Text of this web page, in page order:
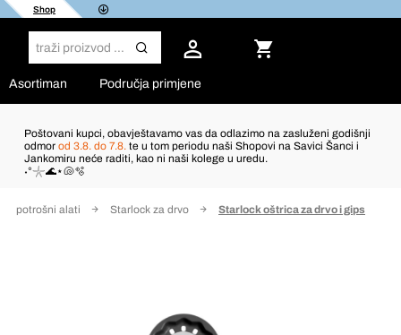
Shop
Asortiman Područja primjene
Poštovani kupci, obavještavamo vas da odlazimo na zasluženi godišnji
odmor od 3.8. do 7.8. te u tom periodu naši Shopovi na Savici Šanci i
Jankomiru neće raditi, kao ni naši kolege u uredu.
˖°𓇼🌊⋆🐚🫧
potrošni alati Starlock za drvo Starlock oštrica za drvo i gips